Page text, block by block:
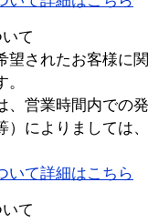
て
望されたお客様に
、営業時間内での
）によりましては
いて詳細はこちら
て